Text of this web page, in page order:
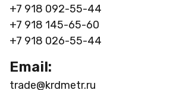
+7 918 092-55-44
+7 918 145-65-60
+7 918 026-55-44
Email:
trade@krdmetr.ru